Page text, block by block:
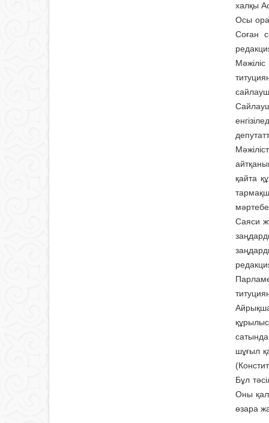
халқы
Осы
Соған
қайта
Саяси
шұғыл
Бұл
Оны
өзара